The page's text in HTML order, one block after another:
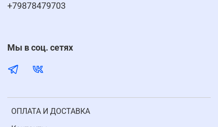
ОПЛАТА И ДОСТАВКА
+79878479703
Мы в соц. сетях